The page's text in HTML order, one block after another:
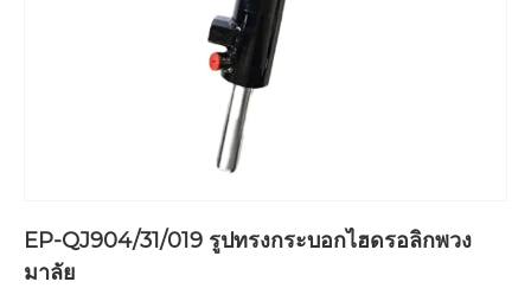
EP-QJ904/31/019 รูปทรงกระบอกไฮดรอลิกพวง
มาลัย